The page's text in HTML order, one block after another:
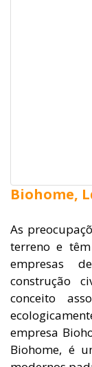
Biohome,
As
terreno e
empresas
construção
conceito
empresa
Biohome, é